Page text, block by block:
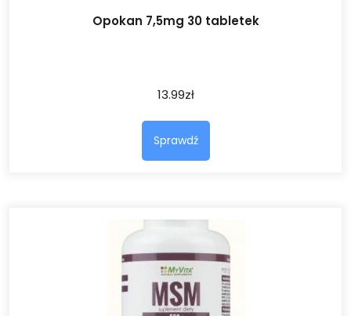
Opokan 7,5mg 30 tabletek
13.99zł
Sprawdź